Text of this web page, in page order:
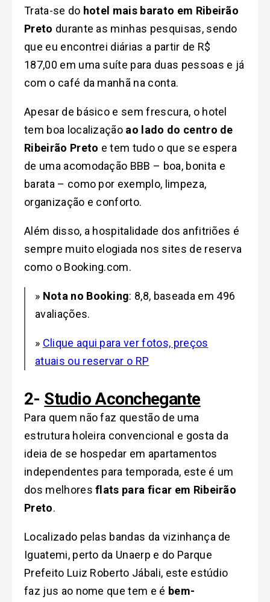
Trata-se do hotel mais barato em Ribeirão
Preto durante as minhas pesquisas, sendo
que eu encontrei diárias a partir de R$
187,00 em uma suíte para duas pessoas e já
com o café da manhã na conta.
Apesar de básico e sem frescura, o hotel
tem boa localização ao lado do centro de
Ribeirão Preto e tem tudo o que se espera
de uma acomodação BBB – boa, bonita e
barata – como por exemplo, limpeza,
organização e conforto.
Além disso, a hospitalidade dos anfitriões é
sempre muito elogiada nos sites de reserva
como o Booking.com.
» Nota no Booking: 8,8, baseada em 496
avaliações.
» Clique aqui para ver fotos, preços
atuais ou reservar o RP
2- Studio Aconchegante
Para quem não faz questão de uma
estrutura holeira convencional e gosta da
ideia de se hospedar em apartamentos
independentes para temporada, este é um
dos melhoresflats para ficar em Ribeirão
Preto.
Localizado pelas bandas da vizinhança de
Iguatemi, perto da Unaerp e do Parque
Prefeito Luiz Roberto Jábali, este estúdio
faz jus ao nome que tem e é bem-